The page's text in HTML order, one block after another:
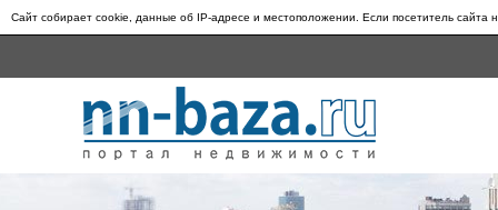
Сайт собирает cookie, данные об IP-адресе и местоположении. Если посетитель сайта